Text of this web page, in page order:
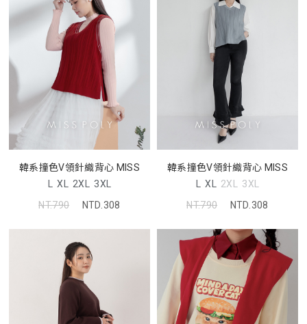
韓系撞色V領針織背心 MISS
L XL 2XL 3XL
NT.790
NTD.308
韓系撞色V領針織背心 MISS
L XL 2XL 3XL
NT.790
NTD.308